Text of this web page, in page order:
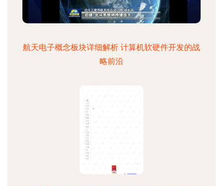
航天电子概念板块详细解析 计算机软硬件开发的战
略前沿